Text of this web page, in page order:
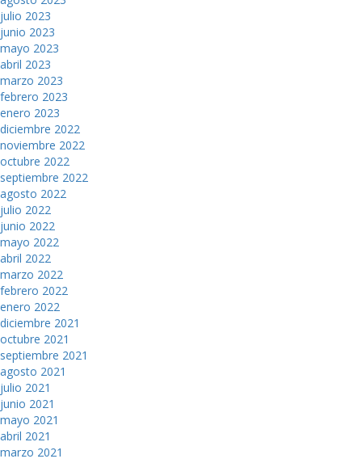
julio 2023
junio 2023
mayo 2023
abril 2023
marzo 2023
febrero 2023
enero 2023
diciembre 2022
noviembre 2022
octubre 2022
septiembre 2022
agosto 2022
julio 2022
junio 2022
mayo 2022
abril 2022
marzo 2022
febrero 2022
enero 2022
diciembre 2021
octubre 2021
septiembre 2021
agosto 2021
julio 2021
junio 2021
mayo 2021
abril 2021
marzo 2021